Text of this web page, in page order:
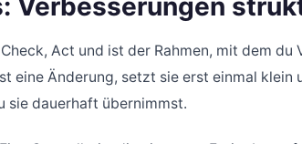
Act und ist der Rahmen, mit dem
eine Änderung, setzt sie erst einmal klein
sie dauerhaft übernimmst.